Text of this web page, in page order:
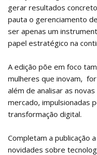
gerar resultados
pauta o gerenciamento
ser apenas um
papel estratégico na
A edição põe em foco
mulheres que inovam,
além de analisar as
mercado, impulsionadas
transformação digital.
Completam a publicação
novidades sobre